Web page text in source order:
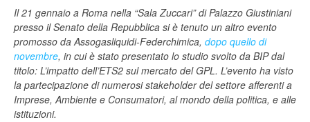
Il 21 gennaio a Roma nella “Sala Zuccari” di Palazzo Giustiniani
presso il Senato della Repubblica si è tenuto un altro evento
promosso da Assogasliquidi-Federchimica, dopo quello di
novembre, in cui è stato presentato lo studio svolto da BIP dal
titolo: L’impatto dell’ETS2 sul mercato del GPL. L’evento ha visto
la partecipazione di numerosi stakeholder del settore afferenti a
Imprese, Ambiente e Consumatori, al mondo della politica, e alle
istituzioni.